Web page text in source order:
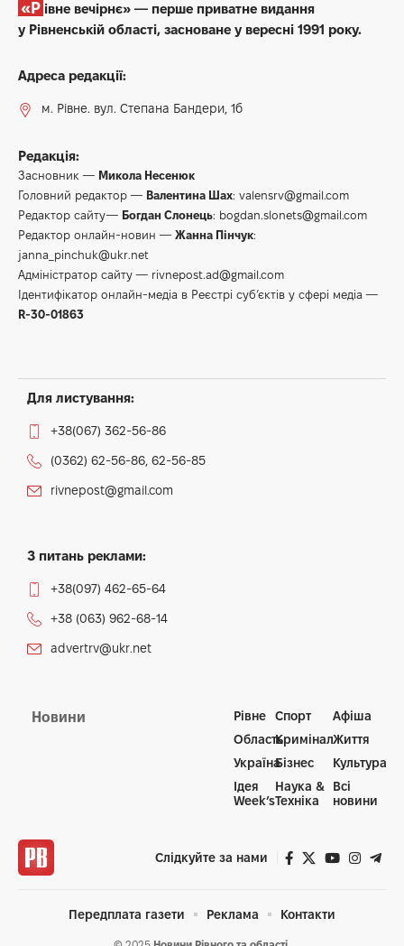
«Рівне вечірнє» — перше приватне видання
у Рівненській області, засноване у вересні 1991 року.
Адреса редакції:
м. Рівне. вул. Степана Бандери, 1б
Редакція:
Засновник — Микола Несенюк
Головний редактор — Валентина Шах: valensrv@gmail.com
Редактор сайту— Богдан Слонець: bogdan.slonets@gmail.com
Редактор онлайн-новин — Жанна Пінчук:
janna_pinchuk@ukr.net
Адміністратор сайту — rivnepost.ad@gmail.com
Ідентифікатор онлайн-медіа в Реєстрі суб’єктів у сфері медіа —
R-30-01863
Для листування:
+38(067) 362-56-86
(0362) 62-56-86, 62-56-85
rivnepost@gmail.com
З питань реклами:
+38(097) 462-65-64
+38 (063) 962-68-14
advertrv@ukr.net
Новини
Рівне
Область
Україна
Ідея
Week’s
Спорт
Кримінал
Бізнес
Наука &
Техніка
Афіша
Життя
Культура
Всі
новини
Слідкуйте за нами
Передплата газети Реклама Контакти